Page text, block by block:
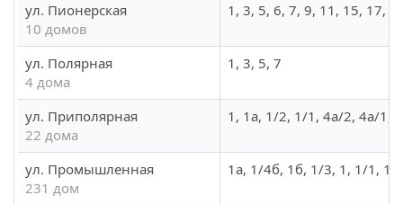
ул. Пионерская
10 домов
1, 3, 5, 6, 7, 9, 11, 15, 17,
ул. Полярная
4 дома
1, 3, 5, 7
ул. Приполярная
22 дома
1, 1а, 1/2, 1/1, 4а/2, 4а/1,
ул. Промышленная
231 дом
1а, 1/4б, 1б, 1/3, 1, 1/1,